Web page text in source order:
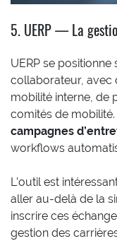
5. UERP — La
UERP se
collaborateur, avec
mobilité interne, de
comités de
campagnes
workflows
L’outil est
aller au-delà de la
inscrire ces
gestion des